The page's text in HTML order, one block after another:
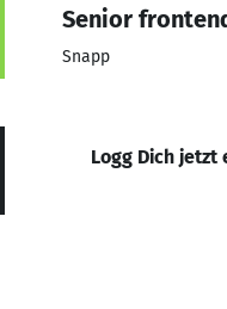
Senior
Snapp
Logg Dich jetzt